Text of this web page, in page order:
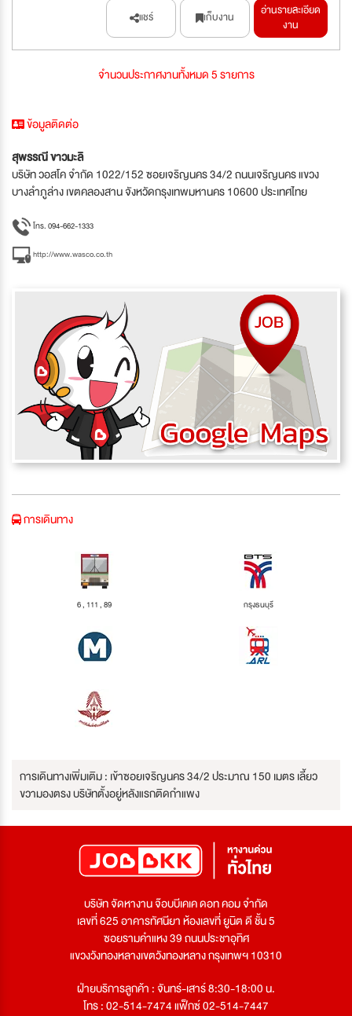
แชร์ เก็บงาน
อ่านรายละเอียด
งาน
จำนวนประกาศงานทั้งหมด 5 รายการ
ข้อมูลติดต่อ
สุพรรณี ขาวมะลิ
บริษัท วอสโค จำกัด 1022/152 ซอยเจริญนคร 34/2 ถนนเจริญนคร แขวง
บางลำภูล่าง เขตคลองสาน จังหวัดกรุงเทพมหานคร 10600 ประเทศไทย
โทร. 094-662-1333
http://www.wasco.co.th
การเดินทาง
6 , 111 , 89 กรุงธนบุรี
การเดินทางเพิ่มเติม : เข้าซอยเจริญนคร 34/2 ประมาณ 150 เมตร เลี้ยว
ขวามองตรง บริษัทตั้งอยู่หลังแรกติดกำแพง
บริษัท จัดหางาน จ๊อบบีเคเค ดอท คอม จำกัด
เลขที่ 625 อาคารทัศนียา ห้องเลขที่ ยูนิต ดี ชั้น 5
ซอยรามคำแหง 39 ถนนประชาอุทิศ
แขวงวังทองหลางเขตวังทองหลาง กรุงเทพฯ 10310
ฝ่ายบริการลูกค้า : จันทร์-เสาร์ 8:30-18:00 น.
โทร : 02-514-7474 แฟ็กซ์ 02-514-7447